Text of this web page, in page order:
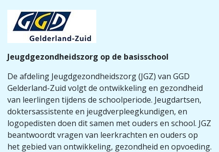
Jeugdgezondheidszorg op de basisschool
De afdeling Jeugdgezondheidszorg (JGZ) van GGD
Gelderland-Zuid volgt de ontwikkeling en gezondheid
van leerlingen tijdens de schoolperiode. Jeugdartsen,
doktersassistente en jeugdverpleegkundigen, en
logopedisten doen dit samen met ouders en school. JGZ
beantwoordt vragen van leerkrachten en ouders op
het gebied van ontwikkeling, gezondheid en opvoeding.